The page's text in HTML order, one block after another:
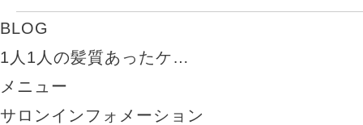
BLOG
1人1人の髪質あったケ…
メニュー
サロンインフォメーション